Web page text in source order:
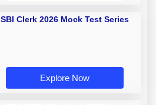
SBI Clerk 2026 Mock Test Series
Explore Now